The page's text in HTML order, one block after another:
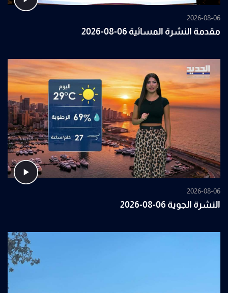
2026-08-06
مقدمة النشرة المسائية 06-08-2026
2026-08-06
النشرة الجوية 06-08-2026